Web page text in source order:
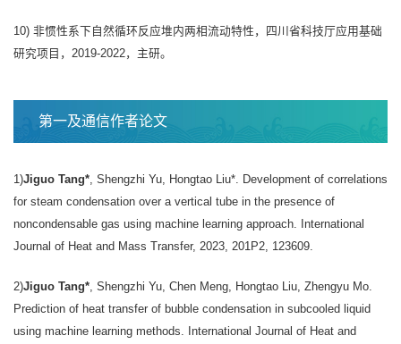
10) 非惯性系下自然循环反应堆内两相流动特性，四川省科技厅应用基础
研究项目，2019-2022，主研。
第一及通信作者论文
1)Jiguo Tang* , Shengzhi Yu, Hongtao Liu*. Development of correlations
for steam condensation over a vertical tube in the presence of
noncondensable gas using machine learning approach. International
Journal of Heat and Mass Transfer, 2023, 201P2, 123609.
2)Jiguo Tang* , Shengzhi Yu, Chen Meng, Hongtao Liu, Zhengyu Mo.
Prediction of heat transfer of bubble condensation in subcooled liquid
using machine learning methods. International Journal of Heat and